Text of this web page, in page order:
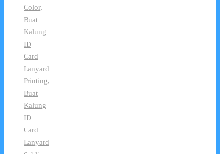
Color,
Buat
Kalung
ID
Card
Lanyard
Printing,
Buat
Kalung
ID
Card
Lanyard